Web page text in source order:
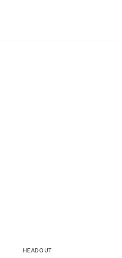
HEADOUT